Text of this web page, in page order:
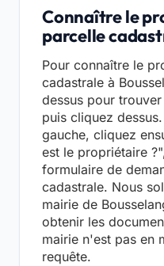
Connaître le
parcelle
Pour connaître le
cadastrale à
dessus pour
puis cliquez
gauche, cliquez
est le propriétaire
formulaire de
cadastrale. Nous
mairie de
obtenir les
mairie n'est pas en
requête.